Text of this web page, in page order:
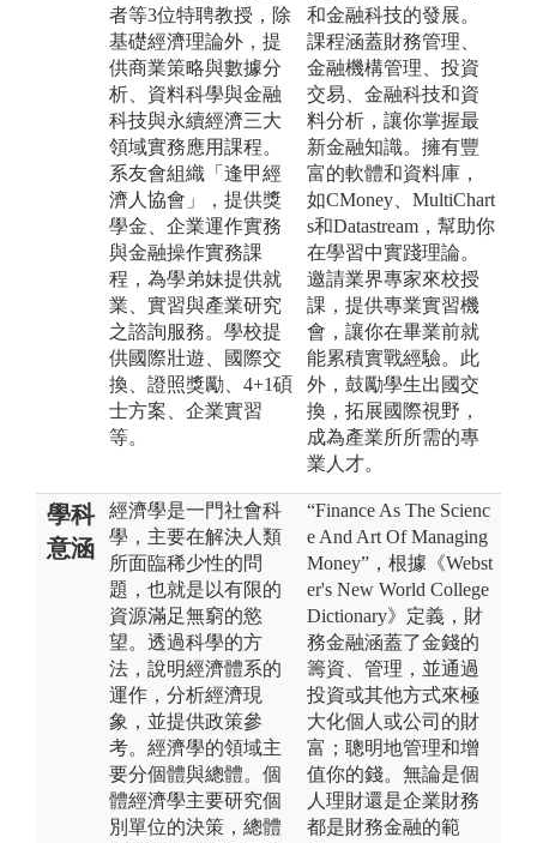
者等3位特聘教授，除
基礎經濟理論外，提
供商業策略與數據分
析、資料科學與金融
科技與永續經濟三大
領域實務應用課程。
系友會組織「逢甲經
濟人協會」，提供獎
學金、企業運作實務
與金融操作實務課
程，為學弟妹提供就
業、實習與產業研究
之諮詢服務。學校提
供國際壯遊、國際交
換、證照獎勵、4+1碩
士方案、企業實習
等。
和金融科技的發展。
課程涵蓋財務管理、
金融機構管理、投資
交易、金融科技和資
料分析，讓你掌握最
新金融知識。擁有豐
富的軟體和資料庫，
如CMoney、MultiChart
s和Datastream，幫助你
在學習中實踐理論。
邀請業界專家來校授
課，提供專業實習機
會，讓你在畢業前就
能累積實戰經驗。此
外，鼓勵學生出國交
換，拓展國際視野，
成為產業所所需的專
業人才。
學科
意涵
經濟學是一門社會科
學，主要在解決人類
所面臨稀少性的問
題，也就是以有限的
資源滿足無窮的慾
望。透過科學的方
法，說明經濟體系的
運作，分析經濟現
象，並提供政策參
考。經濟學的領域主
要分個體與總體。個
體經濟學主要研究個
別單位的決策，總體
“Finance As The Scienc
e And Art Of Managing
Money”，根據《Webst
er's New World College
Dictionary》定義，財
務金融涵蓋了金錢的
籌資、管理，並通過
投資或其他方式來極
大化個人或公司的財
富；聰明地管理和增
值你的錢。無論是個
人理財還是企業財務
都是財務金融的範